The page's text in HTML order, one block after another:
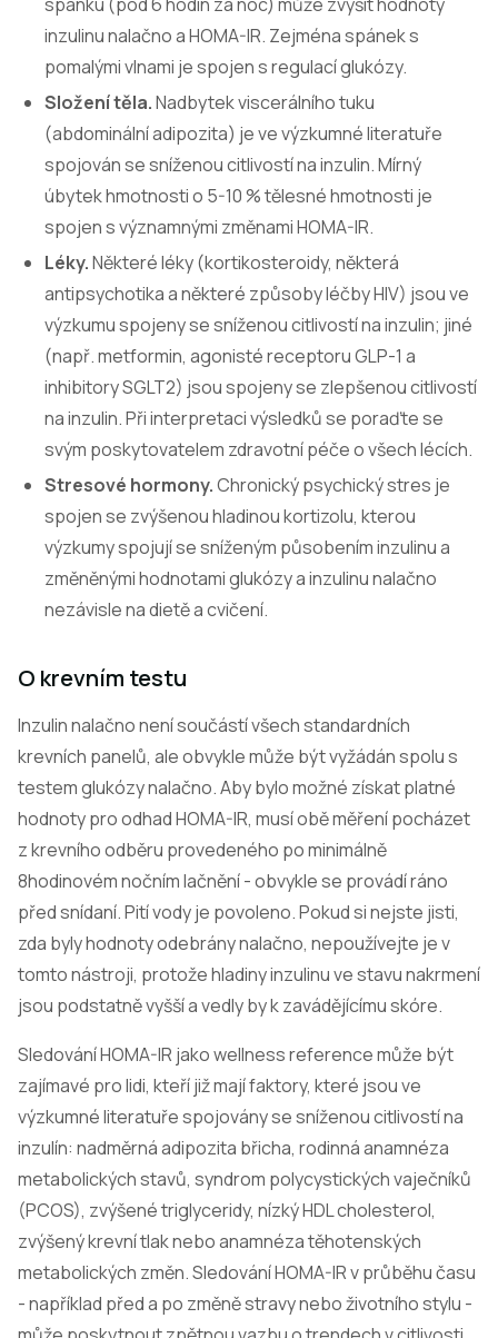
inzulinu nalačno a HOMA-IR. Zejména spánek s
pomalými vlnami je spojen s regulací glukózy.
Složení těla.Nadbytek viscerálního tuku
(abdominální adipozita) je ve výzkumné literatuře
spojován se sníženou citlivostí na inzulin. Mírný
úbytek hmotnosti o 5-10 % tělesné hmotnosti je
spojen s významnými změnami HOMA-IR.
Léky.Některé léky (kortikosteroidy, některá
antipsychotika a některé způsoby léčby HIV) jsou ve
výzkumu spojeny se sníženou citlivostí na inzulin; jiné
(např. metformin, agonisté receptoru GLP-1 a
inhibitory SGLT2) jsou spojeny se zlepšenou citlivostí
na inzulin. Při interpretaci výsledků se poraďte se
svým poskytovatelem zdravotní péče o všech lécích.
Stresové hormony.Chronický psychický stres je
spojen se zvýšenou hladinou kortizolu, kterou
výzkumy spojují se sníženým působením inzulinu a
změněnými hodnotami glukózy a inzulinu nalačno
nezávisle na dietě a cvičení.
O krevním testu
Inzulin nalačno není součástí všech standardních
krevních panelů, ale obvykle může být vyžádán spolu s
testem glukózy nalačno. Aby bylo možné získat platné
hodnoty pro odhad HOMA-IR, musí obě měření pocházet
z krevního odběru provedeného po minimálně
8hodinovém nočním lačnění - obvykle se provádí ráno
před snídaní. Pití vody je povoleno. Pokud si nejste jisti,
zda byly hodnoty odebrány nalačno, nepoužívejte je v
tomto nástroji, protože hladiny inzulinu ve stavu nakrmení
jsou podstatně vyšší a vedly by k zavádějícímu skóre.
Sledování HOMA-IR jako wellness reference může být
zajímavé pro lidi, kteří již mají faktory, které jsou ve
výzkumné literatuře spojovány se sníženou citlivostí na
inzulín: nadměrná adipozita břicha, rodinná anamnéza
metabolických stavů, syndrom polycystických vaječníků
(PCOS), zvýšené triglyceridy, nízký HDL cholesterol,
zvýšený krevní tlak nebo anamnéza těhotenských
metabolických změn. Sledování HOMA-IR v průběhu času
- například před a po změně stravy nebo životního stylu -